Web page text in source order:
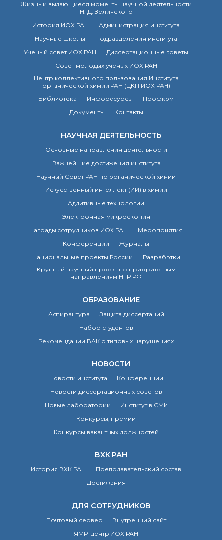
Жизнь и выдающиеся моменты научной деятельности
Н. Д. Зелинского
История ИОХ РАН
Администрация института
Научные школы
Подразделения института
Ученый совет ИОХ РАН
Диссертационные советы
Совет молодых ученых ИОХ РАН
Центр коллективного пользования Института
органической химии РАН (ЦКП ИОХ РАН)
Библиотека
Инфоресурсы
Профком
Документы
Контакты
НАУЧНАЯ ДЕЯТЕЛЬНОСТЬ
Основные направления деятельности
Важнейшие достижения института
Научный Совет РАН по органической химии
Искусственный интеллект (ИИ) в химии
Аддитивные технологии
Электронная микроскопия
Награды сотрудников ИОХ РАН
Мероприятия
Конференции
Журналы
Национальные проекты России
Разработки
Крупный научный проект по приоритетным
направлениям НТР РФ
ОБРАЗОВАНИЕ
Аспирантура
Защита диссертаций
Набор студентов
Рекомендации ВАК о типовых нарушениях
НОВОСТИ
Новости института
Конференции
Новости диссертационных советов
Новые лаборатории
Институт в СМИ
Конкурсы, премии
Конкурсы вакантных должностей
ВХК РАН
История ВХК РАН
Преподавательский состав
Достижения
ДЛЯ СОТРУДНИКОВ
Почтовый сервер
Внутренний сайт
ЯМР-центр ИОХ РАН